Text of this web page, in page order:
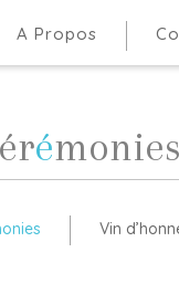
A Propos
A Propos
émonies
Vin